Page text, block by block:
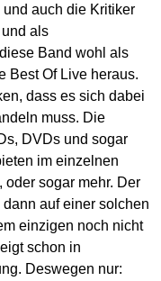
auch die Kritiker
als
Band wohl als
Best Of Live heraus.
dass es sich dabei
muss. Die
DVDs und sogar
im einzelnen
sogar mehr. Der
auf einer solchen
einzigen noch nicht
schon in
Deswegen nur: